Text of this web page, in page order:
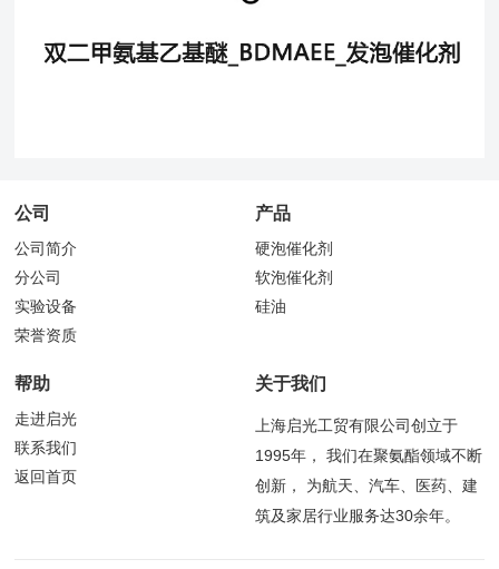
公司
公司简介
分公司
实验设备
荣誉资质
产品
硬泡催化剂
软泡催化剂
硅油
帮助
走进启光
联系我们
返回首页
关于我们
上海启光工贸有限公司创立于
1995年， 我们在聚氨酯领域不断
创新， 为航天、汽车、医药、建
筑及家居行业服务达30余年。